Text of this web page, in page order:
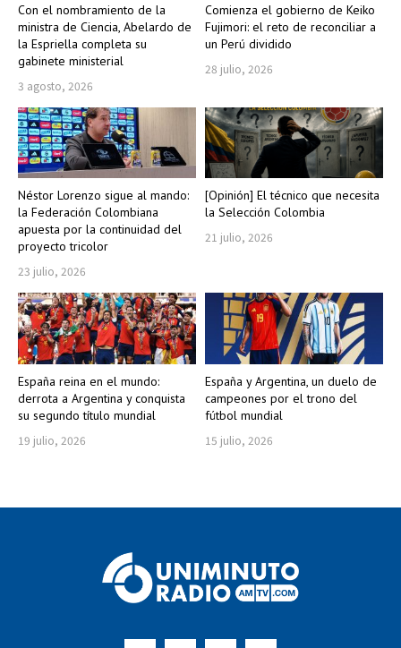
Con el nombramiento de la
ministra de Ciencia, Abelardo de
la Espriella completa su
gabinete ministerial
3 agosto, 2026
Comienza el gobierno de Keiko
Fujimori: el reto de reconciliar a
un Perú dividido
28 julio, 2026
Néstor Lorenzo sigue al mando:
la Federación Colombiana
apuesta por la continuidad del
proyecto tricolor
23 julio, 2026
[Opinión] El técnico que necesita
la Selección Colombia
21 julio, 2026
España reina en el mundo:
derrota a Argentina y conquista
su segundo título mundial
19 julio, 2026
España y Argentina, un duelo de
campeones por el trono del
fútbol mundial
15 julio, 2026